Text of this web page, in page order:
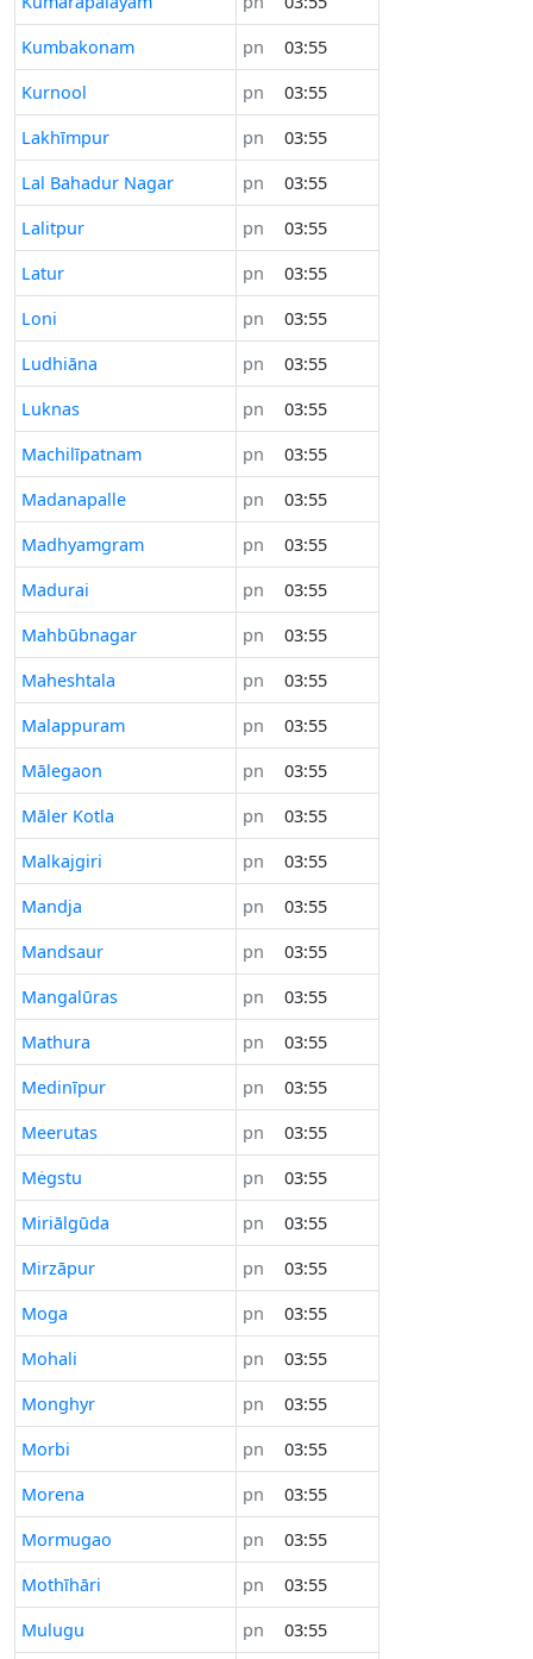
Kumbakonam
pn
03:55
Kurnool
pn
03:55
Lakhīmpur
pn
03:55
Lal Bahadur Nagar
pn
03:55
Lalitpur
pn
03:55
Latur
pn
03:55
Loni
pn
03:55
Ludhiāna
pn
03:55
Luknas
pn
03:55
Machilīpatnam
pn
03:55
Madanapalle
pn
03:55
Madhyamgram
pn
03:55
Madurai
pn
03:55
Mahbūbnagar
pn
03:55
Maheshtala
pn
03:55
Malappuram
pn
03:55
Mālegaon
pn
03:55
Māler Kotla
pn
03:55
Malkajgiri
pn
03:55
Mandja
pn
03:55
Mandsaur
pn
03:55
Mangalūras
pn
03:55
Mathura
pn
03:55
Medinīpur
pn
03:55
Meerutas
pn
03:55
Mėgstu
pn
03:55
Miriālgūda
pn
03:55
Mirzāpur
pn
03:55
Moga
pn
03:55
Mohali
pn
03:55
Monghyr
pn
03:55
Morbi
pn
03:55
Morena
pn
03:55
Mormugao
pn
03:55
Mothīhāri
pn
03:55
Mulugu
pn 03:55